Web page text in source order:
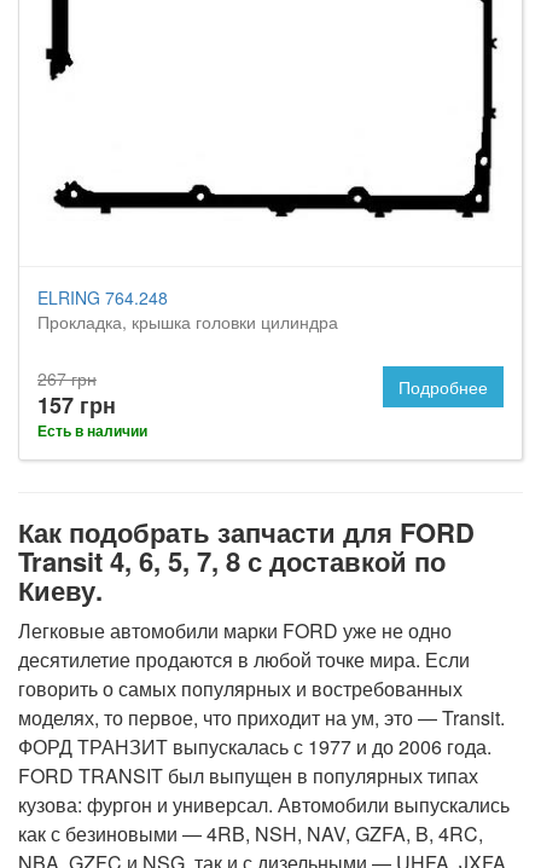
ELRING 764.248
Прокладка, крышка головки цилиндра
267 грн
157 грн
Есть в наличии
Подробнее
Как подобрать запчасти для FORD
Transit 4, 6, 5, 7, 8 с доставкой по
Киеву.
Легковые автомобили марки FORD уже не одно
десятилетие продаются в любой точке мира. Если
говорить о самых популярных и востребованных
моделях, то первое, что приходит на ум, это — Transit.
ФОРД ТРАНЗИТ выпускалась с 1977 и до 2006 года.
FORD TRANSIT был выпущен в популярных типах
кузова: фургон и универсал. Автомобили выпускались
как с безиновыми — 4RB, NSH, NAV, GZFA, B, 4RC,